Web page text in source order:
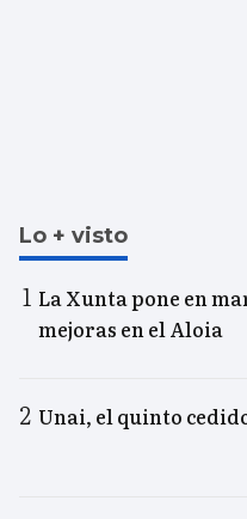
Lo + visto
La Xunta pone en
mejoras en el Aloia
Unai, el quinto